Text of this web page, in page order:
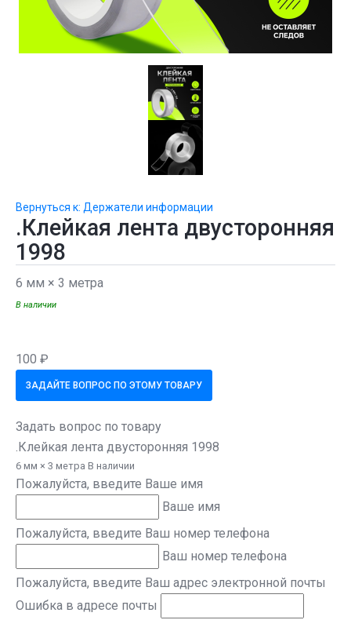
Вернуться к: Держатели информации
.Клейкая лента двусторонняя
1998
6 мм × 3 метра
В наличии
100 ₽
ЗАДАЙТЕ ВОПРОС ПО ЭТОМУ ТОВАРУ
Задать вопрос по товару
.Клейкая лента двусторонняя 1998
6 мм × 3 метра В наличии
Пожалуйста, введите Ваше имя
Ваше имя
Пожалуйста, введите Ваш номер телефона
Ваш номер телефона
Пожалуйста, введите Ваш адрес электронной почты
Ошибка в адресе почты